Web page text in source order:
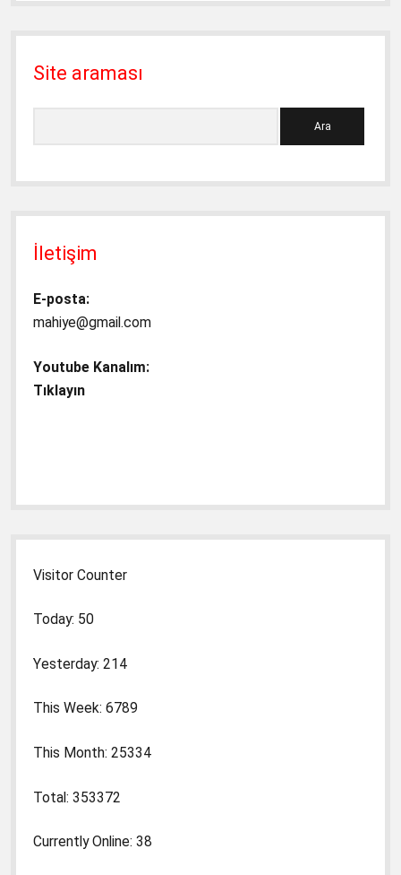
Site araması
İletişim
E-posta:
mahiye@gmail.com
Youtube Kanalım:
Tıklayın
Visitor Counter
Today: 50
Yesterday: 214
This Week: 6789
This Month: 25334
Total: 353372
Currently Online: 38